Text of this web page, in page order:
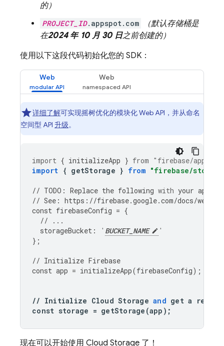
的）
PROJECT_ID.appspot.com
（默认存储桶是
在2024 年 10 月 30 日之前创建的）
使用以下这段代码初始化您的 SDK：
Web Web
详细了解可实现摇树优化的模块化 Web API，并从命名
空间型 API 升级。
import { initializeApp } from "firebase/app"
import { getStorage } from "firebase/
// TODO : Replace the following with your app
// See : https : //firebase.google.com/docs/web
const firebaseConfig = {
//
...
storageBucket : ' BUCKET_NAME
'
};
// Initialize Firebase
const app = initializeApp(firebaseConfig);
// Initialize Cloud Storage and get a
const storage = getStorage (app );
现在可以开始使用 Cloud Storage 了！